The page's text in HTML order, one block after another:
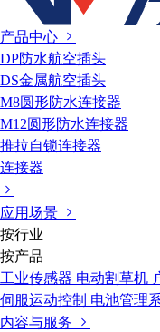
产品中心
DP防水航空插头
DS金属航空插头
M8圆形防水连接器
M12圆形防水连接器
推拉自锁连接器
连接器
应用场景
按行业
按产品
工业传感器 电动割草机
伺服运动控制 电池管理
内容与服务